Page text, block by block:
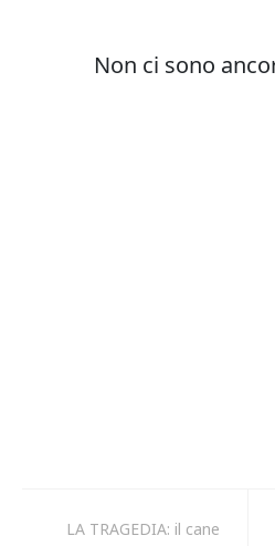
LA TRAGEDIA: il cane